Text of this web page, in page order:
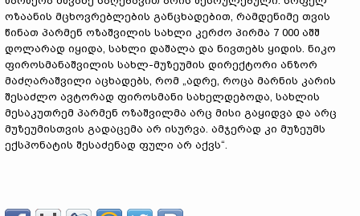
ოზაანის მცხოვრებლების განცხადებით, რამდენიმე თვის
წინათ პარმენ ოზაშვილის სახლი კერძო პირმა 7 000 აშშ
დოლარად იყიდა, სახლი დაშალა და ნივთებს ყიდის. ნიკო
ფიროსმანაშვილის სახლ-მუზეუმის დირექტორი ანზორ
მაძღარაშვილი აცხადებს, რომ „ადრე, როცა მარნის კარის
შესაძლო ავტორად ფიროსმანი სახელდებოდა, სახლის
მესაკუთრემ პარმენ ოზაშვილმა არც მისი გაყიდვა და არც
მუზეუმისთვის გადაცემა არ ისურვა. ამჯერად კი მუზეუმს
ექსპონატის შესაძენად ფული არ აქვს“.